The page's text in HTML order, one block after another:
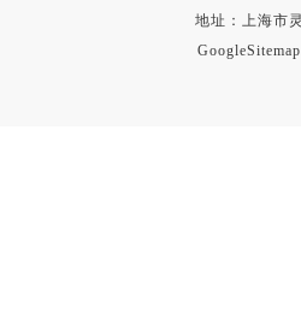
地址：上海市
GoogleSitemap